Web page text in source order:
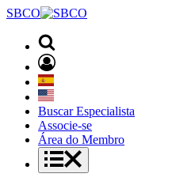
SBCO
Buscar Especialista
Associe-se
Área do Membro